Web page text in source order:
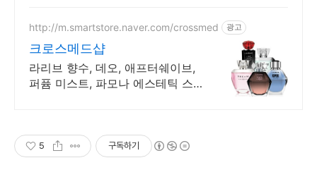
http://m.smartstore.naver.com/crossmed 광고
크로스메드샵
라리브 향수, 데오, 애프터쉐이브,
퍼퓸 미스트, 파모나 에스테틱 스
5 구독하기